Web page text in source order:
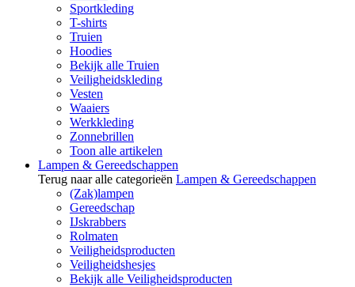
Sportkleding
T-shirts
Truien
Hoodies
Bekijk alle Truien
Veiligheidskleding
Vesten
Waaiers
Werkkleding
Zonnebrillen
Toon alle artikelen
Lampen & Gereedschappen
Terug naar alle categorieën Lampen & Gereedschappen
(Zak)lampen
Gereedschap
IJskrabbers
Rolmaten
Veiligheidsproducten
Veiligheidshesjes
Bekijk alle Veiligheidsproducten